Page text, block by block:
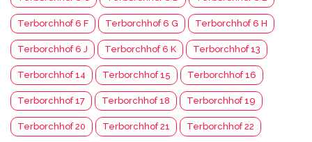
Terborchhof 6 F Terborchhof 6 G Terborchhof 6 H
Terborchhof 6 J Terborchhof 6 K Terborchhof 13
Terborchhof 14 Terborchhof 15 Terborchhof 16
Terborchhof 17 Terborchhof 18 Terborchhof 19
Terborchhof 20 Terborchhof 21 Terborchhof 22